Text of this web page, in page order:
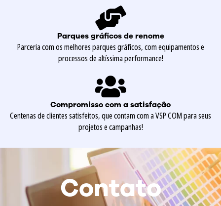
Parques gráficos de renome
Parceria com os melhores parques gráficos, com equipamentos e
processos de altíssima performance!
Compromisso com a satisfação
Centenas de clientes satisfeitos, que contam com a VSP COM para seus
projetos e campanhas!
Contato